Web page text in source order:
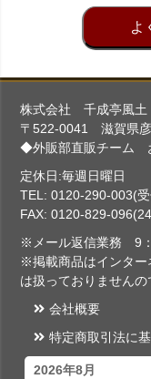
よ
株式会社 千成亭風
〒522-0041 滋賀県
◆外販部直販チーム
定休日:毎週日曜日
TEL: 0120-290-003(
FAX: 0120-829-
※メール返信業務 9
※掲載商品はインター
は扱っておりませんの
会社概要
特定商取引法に
2026年8月